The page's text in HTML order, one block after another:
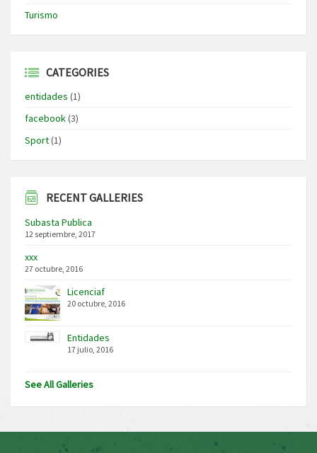
Turismo
CATEGORIES
entidades (1)
facebook(3)
Sport(1)
RECENT GALLERIES
Subasta Publica
12 septiembre, 2017
xxx
27 octubre, 2016
Licenciaf
20 octubre, 2016
Entidades
17 julio, 2016
See All Galleries